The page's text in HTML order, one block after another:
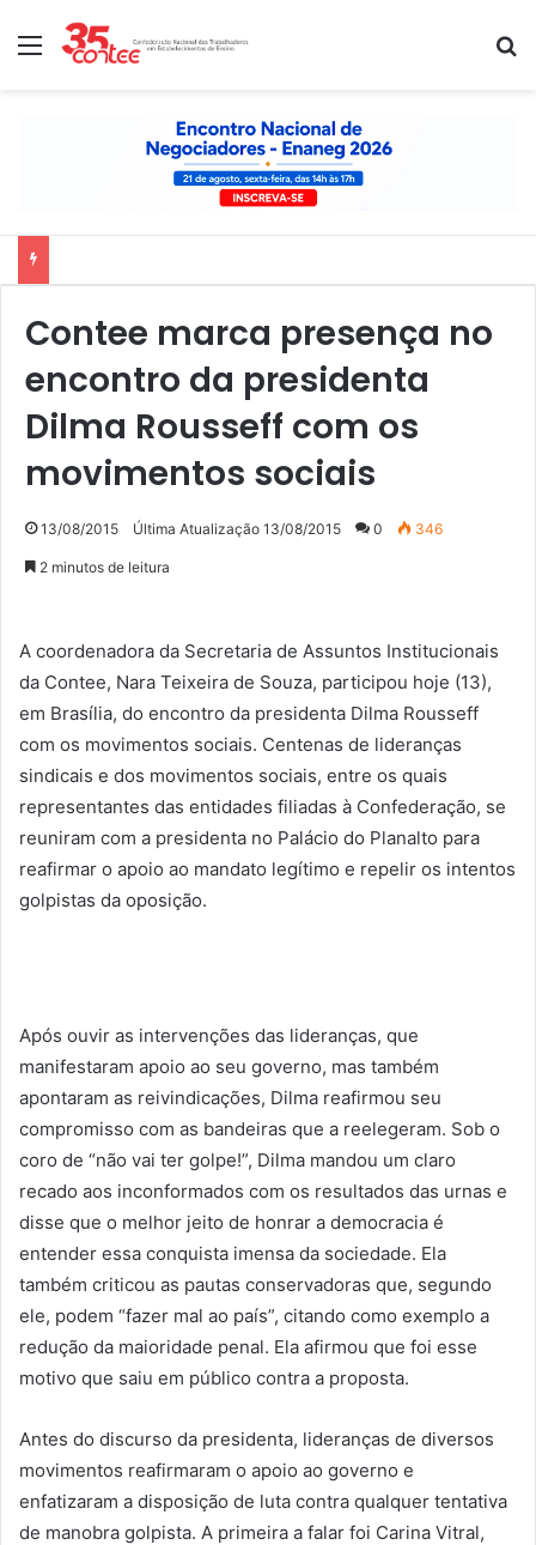
Menu
Contee marca presença no
encontro da presidenta
Dilma Rousseff com os
movimentos sociais
13/08/2015 Última Atualização 13/08/2015 0 346
2 minutos de leitura
A coordenadora da Secretaria de Assuntos Institucionais
da Contee, Nara Teixeira de Souza, participou hoje (13),
em Brasília, do encontro da presidenta Dilma Rousseff
com os movimentos sociais. Centenas de lideranças
sindicais e dos movimentos sociais, entre os quais
representantes das entidades filiadas à Confederação, se
reuniram com a presidenta no Palácio do Planalto para
reafirmar o apoio ao mandato legítimo e repelir os intentos
golpistas da oposição.
Após ouvir as intervenções das lideranças, que
manifestaram apoio ao seu governo, mas também
apontaram as reivindicações, Dilma reafirmou seu
compromisso com as bandeiras que a reelegeram. Sob o
coro de “não vai ter golpe!”, Dilma mandou um claro
recado aos inconformados com os resultados das urnas e
disse que o melhor jeito de honrar a democracia é
entender essa conquista imensa da sociedade. Ela
também criticou as pautas conservadoras que, segundo
ele, podem “fazer mal ao país”, citando como exemplo a
redução da maioridade penal. Ela afirmou que foi esse
motivo que saiu em público contra a proposta.
Antes do discurso da presidenta, lideranças de diversos
movimentos reafirmaram o apoio ao governo e
enfatizaram a disposição de luta contra qualquer tentativa
de manobra golpista. A primeira a falar foi Carina Vitral,